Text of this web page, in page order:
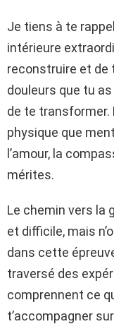
Je tiens à te
intérieure
reconstruire et de
douleurs que tu
de te transformer.
physique que
l’amour, la
mérites.
Le chemin vers la
et difficile, mais
dans cette
traversé des
comprennent ce
t’accompagner